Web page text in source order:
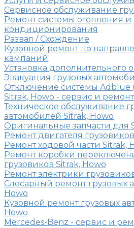
Сервисное обслуживание
Ремонт системы отопления и
кондиционирования
Развал / Схождение
Кузовной ремонт по
кампаний
Установка дополнительного
Эвакуация грузовых
Отключение системы Adblue
Sitrak, Howo - сервис и
Техническое обслуживание
автомобилей Sitrak, Howo
Оригинальные запчасти для
Ремонт двигателя
Ремонт ходовой части Sitrak,
Ремонт коробки
грузовиков Sitrak, Howo
Ремонт электрики
Слесарный ремонт грузовых
Howo
Кузовной ремонт грузовых
Howo
Mercedes-Benz - сервис и